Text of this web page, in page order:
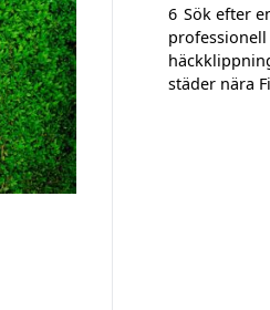
6 Sök efter
städer nära